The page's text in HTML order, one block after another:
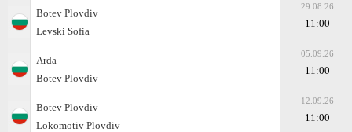
Botev Plovdiv
Levski Sofia
29.08.26
11:00
Arda
Botev Plovdiv
05.09.26
11:00
Botev Plovdiv
Lokomotiv Plovdiv
12.09.26
11:00